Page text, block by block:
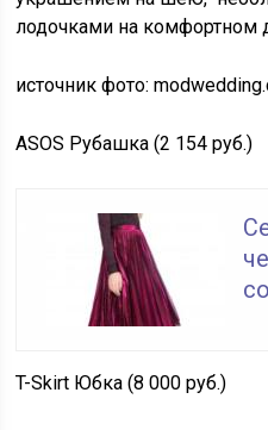
лодочками на комфортном
источник фото:
ASOS Рубашка (2 154 руб.)
T-Skirt Юбка (8 000 руб.)